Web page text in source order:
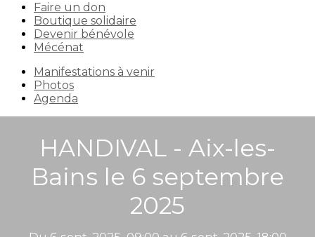
Faire un don
Boutique solidaire
Devenir bénévole
Mécénat
Manifestations à venir
Photos
Agenda
HANDIVAL - Aix-les-
Bains le 6 septembre
2025